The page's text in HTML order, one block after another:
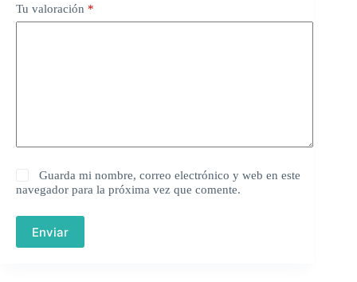
Tu valoración *
Guarda mi nombre, correo electrónico y web en este
navegador para la próxima vez que comente.
Enviar